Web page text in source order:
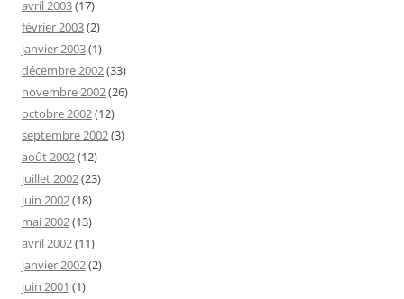
avril 2003(17)
février 2003(2)
janvier 2003(1)
décembre 2002(33)
novembre 2002(26)
octobre 2002(12)
septembre 2002(3)
août 2002(12)
juillet 2002(23)
juin 2002(18)
mai 2002(13)
avril 2002(11)
janvier 2002(2)
juin 2001 (1)